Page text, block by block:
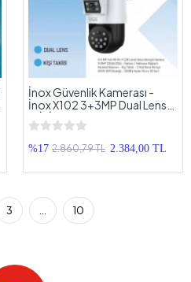
İnox Güvenlik Kamerası -
İnox X102 3+3MP Dual Lens
WİFİ Güvenlik Kamerası
%17 2.860,79 TL 2.384,00 TL
3 10